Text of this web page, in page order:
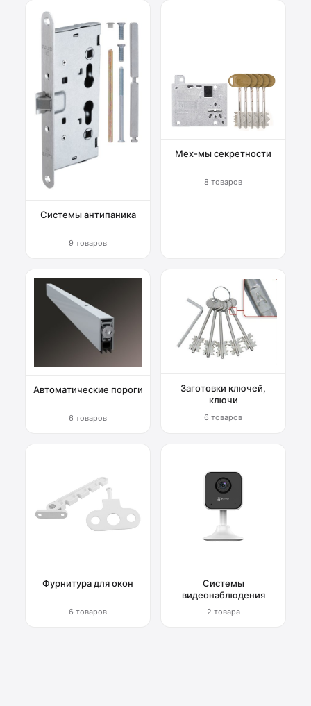
Системы антипаника
9 товаров
Мех-мы секретности
8 товаров
Автоматические пороги
6 товаров
Заготовки ключей,
ключи
6 товаров
Фурнитура для окон
6 товаров
Системы
видеонаблюдения
2 товара